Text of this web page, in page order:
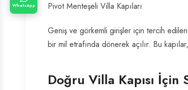
Pivot Menteşeli Villa Kapıları
Geniş ve görkemli girişler için tercih
bir mil etrafında dönerek açılır. Bu
Doğru Villa Kapısı
WhatsApp